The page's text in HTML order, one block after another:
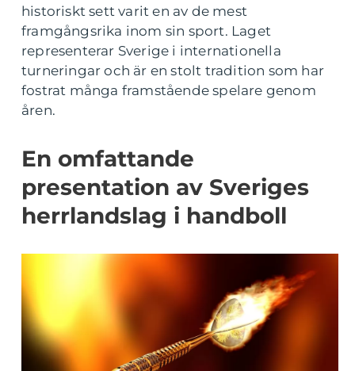
historiskt sett varit en av de mest
framgångsrika inom sin sport. Laget
representerar Sverige i internationella
turneringar och är en stolt tradition som har
fostrat många framstående spelare genom
åren.
En omfattande
presentation av Sveriges
herrlandslag i handboll